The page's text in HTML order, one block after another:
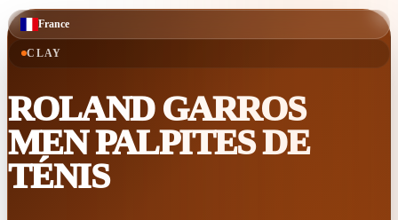
France
CLAY
ROLAND GARROS
MENPALPITES DE
TÉNIS